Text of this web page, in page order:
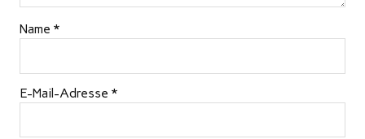
Name *
E-Mail-Adresse *